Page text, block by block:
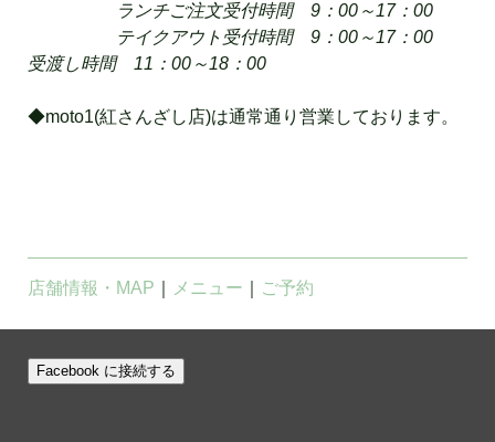
ランチご注文受付時間 9：00～17：00
テイクアウト受付時間 9：00～17：00
受渡し時間 11：00～18：00
◆moto1(紅さんざし店)は通常通り営業しております。
店舗情報・MAP メニュー ご予約
Facebook に接続する